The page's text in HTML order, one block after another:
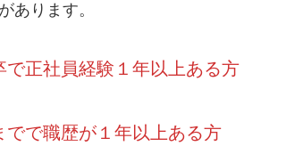
あります。
正社員経験１年以上ある方
で職歴が１年以上ある方